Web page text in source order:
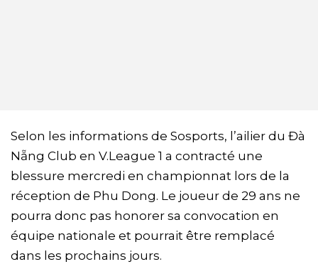
Selon les informations de Sosports, l’ailier du Đà
Nẵng Club en V.League 1 a contracté une
blessure mercredi en championnat lors de la
réception de Phu Dong. Le joueur de 29 ans ne
pourra donc pas honorer sa convocation en
équipe nationale et pourrait être remplacé
dans les prochains jours.